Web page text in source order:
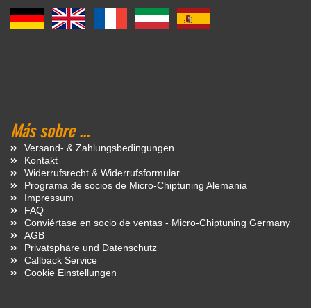
Más sobre ...
Versand- & Zahlungsbedingungen
Kontakt
Widerrufsrecht & Widerrufsformular
Programa de socios de Micro-Chiptuning Alemania
Impressum
FAQ
Conviértase en socio de ventas - Micro-Chiptuning Germany
AGB
Privatsphäre und Datenschutz
Callback Service
Cookie Einstellungen